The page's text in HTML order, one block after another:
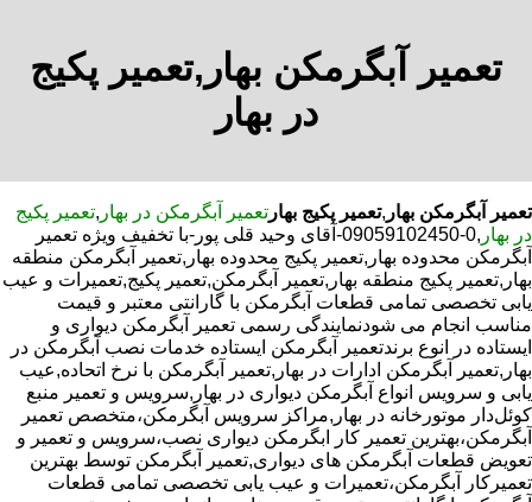
تعمیر آبگرمکن بهار,تعمیر پکیج
در بهار
تعمیر آبگرمکن بهار ,تعمیر پکیج بهار تعمیر آبگرمکن در بهار ,تعمیر پکیج
در بهار
,0-09059102450-آقای وحید قلی پور-با تخفیف ویژه تعمیر
آبگرمکن محدوده بهار,تعمیر پکیج محدوده بهار,تعمیر آبگرمکن منطقه
بهار,تعمیر پکیج منطقه بهار,تعمیر آبگرمکن,تعمیر پکیج,تعمیرات و عیب
یابی تخصصی تمامی قطعات آبگرمکن با گارانتی معتبر و قیمت
مناسب انجام می شودنمایندگی رسمی تعمیر آبگرمکن دیواری و
ایستاده در انوع برندتعمیر آبگرمکن ایستاده خدمات نصب آبگرمکن در
بهار,تعمیر آبگرمکن ادارات در بهار,تعمیر آبگرمکن با نرخ اتحاده,عیب
یابی و سرویس انواع آبگرمکن دیواری در بهار,سرویس و تعمیر منبع
کوئل‌دار موتورخانه در بهار,مراکز سرویس آبگرمکن،متخصص تعمیر
آبگرمکن،بهترین تعمیر کار ابگرمکن دیواری نصب،سرویس و تعمیر و
تعویض قطعات آبگرمکن های دیواری,تعمیر آبگرمکن توسط بهترین
تعمیرکار آبگرمکن،تعمیرات و عیب یابی تخصصی تمامی قطعات